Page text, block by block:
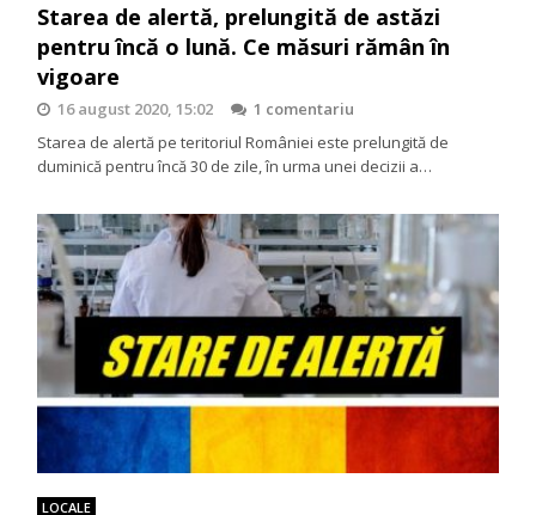
Starea de alertă, prelungită de astăzi
pentru încă o lună. Ce măsuri rămân în
vigoare
16 august 2020, 15:02
1 comentariu
Starea de alertă pe teritoriul României este prelungită de
duminică pentru încă 30 de zile, în urma unei decizii a…
LOCALE